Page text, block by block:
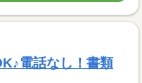
電話なし！書類